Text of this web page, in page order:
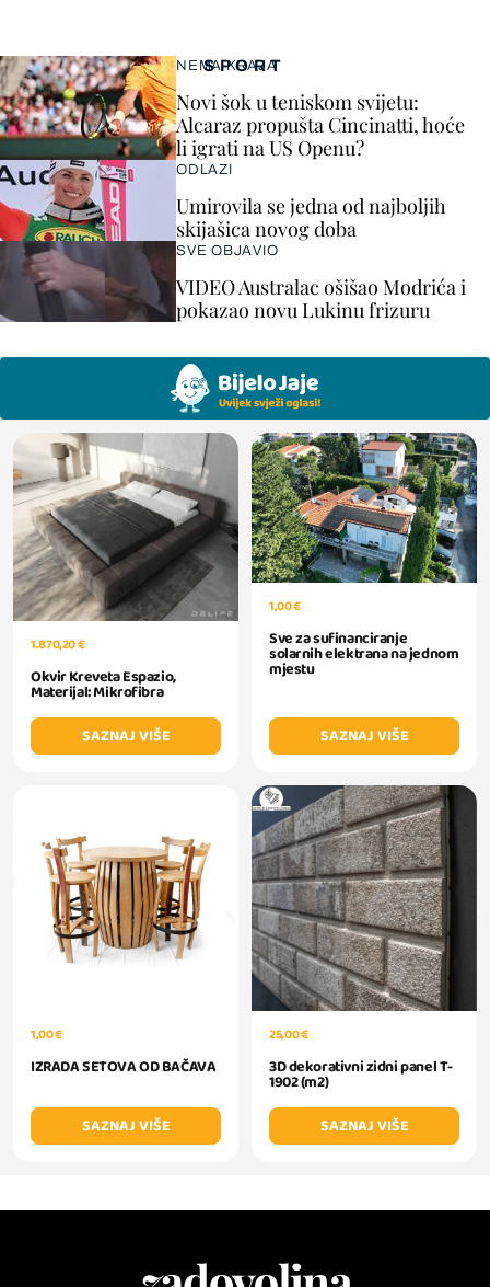
SPORT
NEMA KRAJA
Novi šok u teniskom svijetu:
Alcaraz propušta Cincinatti, hoće
li igrati na US Openu?
ODLAZI
Umirovila se jedna od najboljih
skijašica novog doba
SVE OBJAVIO
VIDEO Australac ošišao Modrića i
pokazao novu Lukinu frizuru
1.870,20 €
Okvir Kreveta Espazio,
Materijal: Mikrofibra
SAZNAJ VIŠE
1,00 €
Sve za sufinanciranje
solarnih elektrana na jednom
mjestu
SAZNAJ VIŠE
1,00 €
IZRADA SETOVA OD BAČAVA
SAZNAJ VIŠE
25,00 €
3D dekorativni zidni panel T-
1902 (m2)
SAZNAJ VIŠE